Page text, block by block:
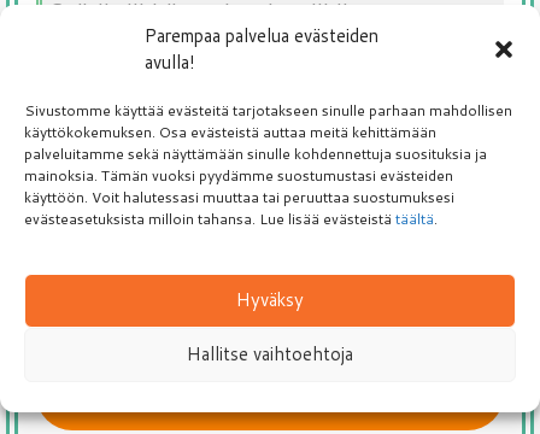
Parempaa palvelua evästeiden
avulla!
Sivustomme käyttää evästeitä tarjotakseen sinulle parhaan mahdollisen
käyttökokemuksen. Osa evästeistä auttaa meitä kehittämään
palveluitamme sekä näyttämään sinulle kohdennettuja suosituksia ja
mainoksia. Tämän vuoksi pyydämme suostumustasi evästeiden
käyttöön. Voit halutessasi muuttaa tai peruuttaa suostumuksesi
evästeasetuksista milloin tahansa. Lue lisää evästeistä täältä.
Hyväksy
Hallitse vaihtoehtoja
F
i
n
l
3
Kyllä kiitos! Yhdistelylainaa.com saa olla minuun
lainatarjouksia sähköpostitse. Voit halutessasi peruuttaa
viestit yhdellä napautuksella.Lisätietoja tästä.